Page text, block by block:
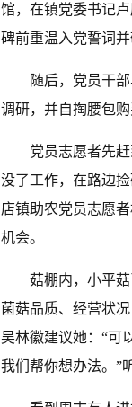
馆，在镇党委书记
碑前重温入党誓词并
随后，党员干
调研，并自掏腰包购
党员志愿者先
没了工作，在路边
店镇助农党员志愿
机会。
菇棚内，小平
菌菇品质、经营状
吴林徽建议她：“可
我们帮你想办法。”